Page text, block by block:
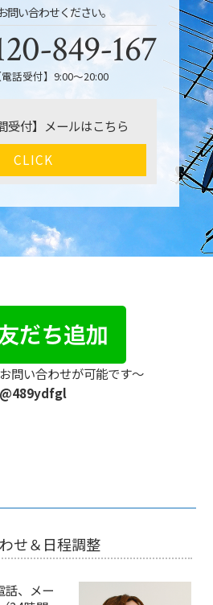
問い合わせください。
849-167
電話受付】9:00〜20:00
受付】メールはこちら
CLICK
問い合わせが可能です〜
@489ydfgl
せ＆日程調整
話、メー